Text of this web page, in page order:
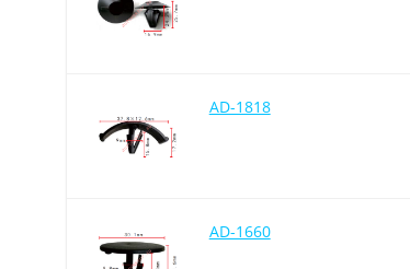
AD-1818
AD-1660